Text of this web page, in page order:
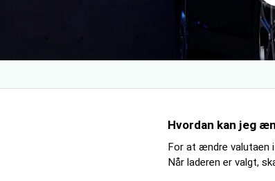
Hvordan kan jeg
For at ændre valutaen
Når laderen er valgt,